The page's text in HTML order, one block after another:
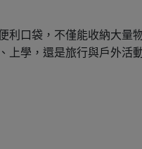
口袋，不僅能收納大量
學，還是旅行與戶外活